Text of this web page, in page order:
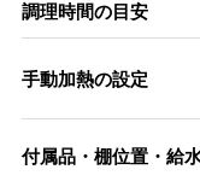
調理時間の目安
手動加熱の設定
付属品・棚位置・給